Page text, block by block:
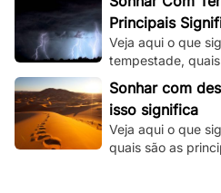
Principais
Veja aqui o que
tempestade,
o seu
muito mais.
Sonhar com
isso significa
Veja aqui o que
quais são as